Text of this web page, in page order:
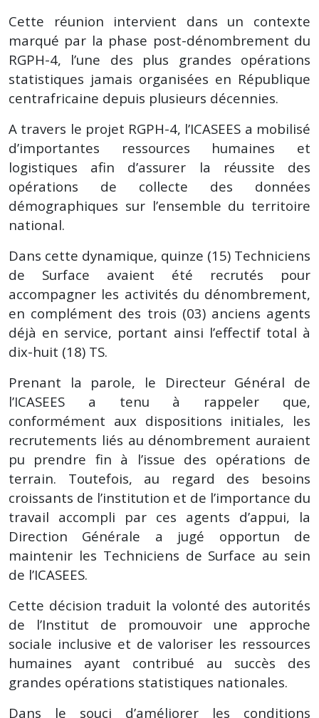
Cette réunion intervient dans un contexte
marqué par la phase post-dénombrement du
RGPH-4, l’une des plus grandes opérations
statistiques jamais organisées en République
centrafricaine depuis plusieurs décennies.
A travers le projet RGPH-4, l’ICASEES a mobilisé
d’importantes ressources humaines et
logistiques afin d’assurer la réussite des
opérations de collecte des données
démographiques sur l’ensemble du territoire
national.
Dans cette dynamique, quinze (15) Techniciens
de Surface avaient été recrutés pour
accompagner les activités du dénombrement,
en complément des trois (03) anciens agents
déjà en service, portant ainsi l’effectif total à
dix-huit (18) TS.
Prenant la parole, le Directeur Général de
l’ICASEES a tenu à rappeler que,
conformément aux dispositions initiales, les
recrutements liés au dénombrement auraient
pu prendre fin à l’issue des opérations de
terrain. Toutefois, au regard des besoins
croissants de l’institution et de l’importance du
travail accompli par ces agents d’appui, la
Direction Générale a jugé opportun de
maintenir les Techniciens de Surface au sein
de l’ICASEES.
Cette décision traduit la volonté des autorités
de l’Institut de promouvoir une approche
sociale inclusive et de valoriser les ressources
humaines ayant contribué au succès des
grandes opérations statistiques nationales.
Dans le souci d’améliorer les conditions